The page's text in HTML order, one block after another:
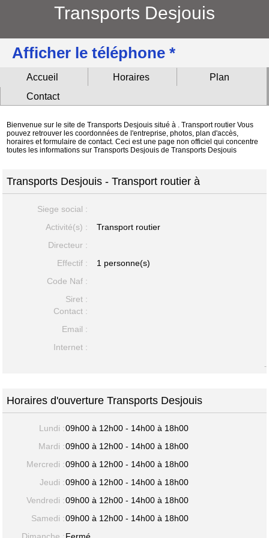
Transports Desjouis
Afficher le téléphone *
Accueil Horaires
Plan
Contact
Bienvenue sur le site de Transports Desjouis situé à . Transport routier Vous
pouvez retrouver les coordonnées de l'entreprise, photos, plan d'accès,
horaires et formulaire de contact. Ceci est une page non officiel qui concentre
toutes les informations sur Transports Desjouis de Transports Desjouis
Transports Desjouis - Transport routier à
Siege social :
Activité(s) :
Transport routier
Directeur :
Effectif :
1 personne(s)
Code Naf :
Siret :
Contact :
Email :
Internet :
-
Horaires d'ouverture Transports Desjouis
Lundi :09h00 à 12h00 - 14h00 à 18h00
Mardi :09h00 à 12h00 - 14h00 à 18h00
Mercredi :09h00 à 12h00 - 14h00 à 18h00
Jeudi :09h00 à 12h00 - 14h00 à 18h00
Vendredi :09h00 à 12h00 - 14h00 à 18h00
Samedi :09h00 à 12h00 - 14h00 à 18h00
Dimanche :Fermé